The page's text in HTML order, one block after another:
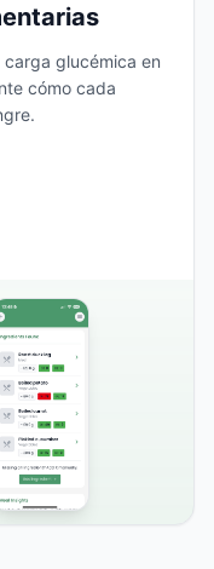
glucémica en
cómo cada